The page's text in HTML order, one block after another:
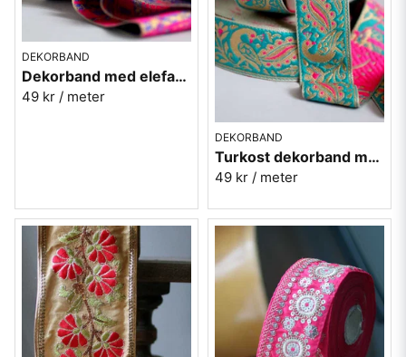
DEKORBAND
Dekorband med elefanter på rad - klarblå
49 kr / meter
DEKORBAND
Turkost dekorband med påfåglar - 3cm
49 kr / meter